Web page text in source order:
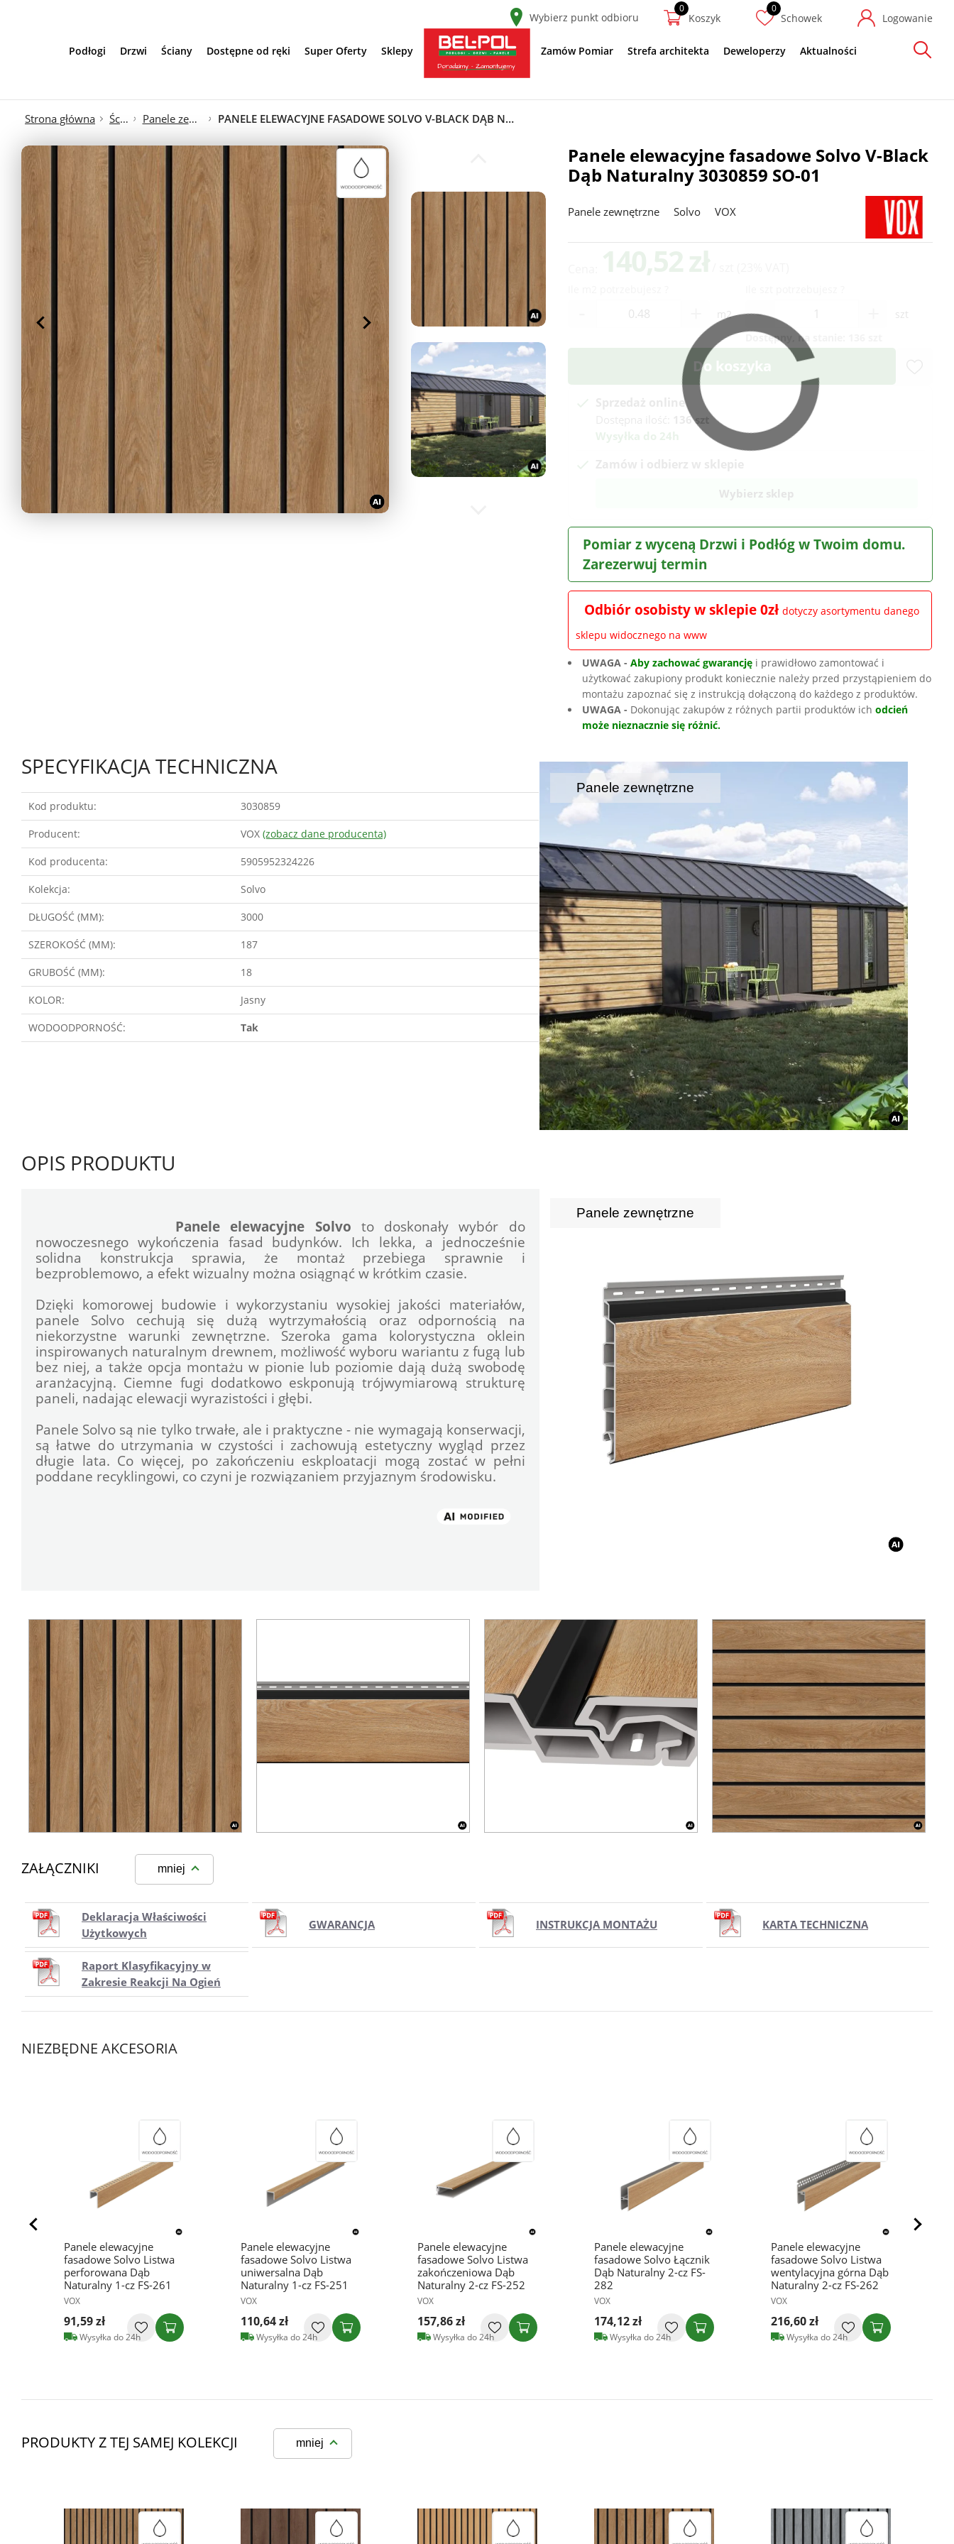
Wybierz punkt odbioru Koszyk Schowek Logowanie
Podłogi Drzwi Ściany Dostępne od ręki Super Oferty Sklepy Zamów Pomiar Strefa architekta Deweloperzy Aktualności
Szukaj
Strona główna Ściana Panele zewnętrzne PANELE ELEWACYJNE FASADOWE SOLVO V-BLACK DĄB NATURALNY 3030859 SO-01
Panele elewacyjne fasadowe Solvo V-Black
Dąb Naturalny 3030859 SO-01
Panele zewnętrzne Solvo VOX
m2 -
szt
Dostępny, na stanie:
Do koszyka
Sprzedaż online
136 szt
Wybierz sklep
Pomiar z wyceną Drzwi i Podłóg w Twoim domu.
Zarezerwuj termin
Odbiór osobisty w sklepie 0złdotyczy asortymentu danego
sklepu widocznego na www
UWAGA -Aby zachować gwarancję i prawidłowo zamontować i
użytkować zakupiony produkt koniecznie należy przed przystąpieniem do
montażu zapoznać się z instrukcją dołączoną do każdego z produktów.
UWAGA - Dokonując zakupów z różnych partii produktów ichodcień
może nieznacznie się różnić.
SPECYFIKACJA TECHNICZNA
Kod produktu: 3030859
Producent: VOX (zobacz dane producenta)
Kod producenta: 5905952324226
Kolekcja: Solvo
DŁUGOŚĆ (MM): 3000
SZEROKOŚĆ (MM): 187
GRUBOŚĆ (MM): 18
KOLOR: Jasny
WODOODPORNOŚĆ: Tak
Panele zewnętrzne
OPIS PRODUKTU
Panele elewacyjne Solvo to doskonały wybór do
nowoczesnego wykończenia fasad budynków. Ich lekka, a jednocześnie
solidna konstrukcja sprawia, że montaż przebiega sprawnie i
bezproblemowo, a efekt wizualny można osiągnąć w krótkim czasie.
Dzięki komorowej budowie i wykorzystaniu wysokiej jakości materiałów,
panele Solvo cechują się dużą wytrzymałością oraz odpornością na
niekorzystne warunki zewnętrzne. Szeroka gama kolorystyczna oklein
inspirowanych naturalnym drewnem, możliwość wyboru wariantu z fugą lub
bez niej, a także opcja montażu w pionie lub poziomie dają dużą swobodę
aranżacyjną. Ciemne fugi dodatkowo eskponują trójwymiarową strukturę
paneli, nadając elewacji wyrazistości i głębi.
Panele Solvo są nie tylko trwałe, ale i praktyczne - nie wymagają konserwacji,
są łatwe do utrzymania w czystości i zachowują estetyczny wygląd przez
długie lata. Co więcej, po zakończeniu eskploatacji mogą zostać w pełni
poddane recyklingowi, co czyni je rozwiązaniem przyjaznym środowisku.
Panele zewnętrzne
ZAŁĄCZNIKI mniej
Deklaracja Właściwości
Użytkowych
GWARANCJA INSTRUKCJA MONTAŻU KARTA TECHNICZNA
Raport Klasyfikacyjny w
Zakresie Reakcji Na Ogień
NIEZBĘDNE AKCESORIA
Panele elewacyjne
fasadowe Solvo Listwa
perforowana Dąb
Naturalny 1-cz FS-261
VOX
91,59 zł
Wysyłka do 24h
Panele elewacyjne
fasadowe Solvo Listwa
uniwersalna Dąb
Naturalny 1-cz FS-251
VOX
110,64 zł
Wysyłka do 24h
Panele elewacyjne
fasadowe Solvo Listwa
zakończeniowa Dąb
Naturalny 2-cz FS-252
VOX
157,86 zł
Wysyłka do 24h
Panele elewacyjne
fasadowe Solvo Łącznik
Dąb Naturalny 2-cz FS-
282
VOX
174,12 zł
Wysyłka do 24h
Panele elewacyjne
fasadowe Solvo Listwa
wentylacyjna górna Dąb
Naturalny 2-cz FS-262
VOX
216,60 zł
Wysyłka do 24h
PRODUKTY Z TEJ SAMEJ KOLEKCJI mniej